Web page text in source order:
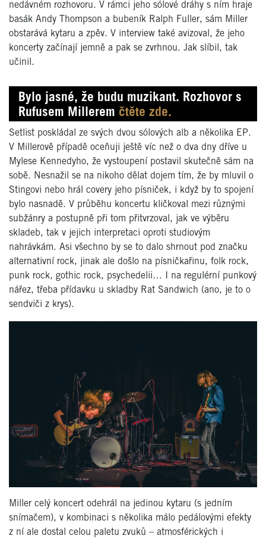
nedávném rozhovoru. V rámci jeho sólové dráhy s ním hraje
basák Andy Thompson a bubeník Ralph Fuller, sám Miller
obstarává kytaru a zpěv. V interview také avizoval, že jeho
koncerty začínají jemně a pak se zvrhnou. Jak slíbil, tak
učinil.
Bylo jasné, že budu muzikant. Rozhovor s
Rufusem Millerem čtěte zde.
Setlist poskládal ze svých dvou sólových alb a několika EP.
V Millerově případě oceňuji ještě víc než o dva dny dříve u
Mylese Kennedyho, že vystoupení postavil skutečně sám na
sobě. Nesnažil se na nikoho dělat dojem tím, že by mluvil o
Stingovi nebo hrál covery jeho písniček, i když by to spojení
bylo nasnadě. V průběhu koncertu kličkoval mezi různými
subžánry a postupně při tom přitvrzoval, jak ve výběru
skladeb, tak v jejich interpretaci oproti studiovým
nahrávkám. Asi všechno by se to dalo shrnout pod značku
alternativní rock, jinak ale došlo na písničkařinu, folk rock,
punk rock, gothic rock, psychedelii… I na regulérní punkový
nářez, třeba přídavku u skladby Rat Sandwich (ano, je to o
sendviči z krys).
Miller celý koncert odehrál na jedinou kytaru (s jedním
snímačem), v kombinaci s několika málo pedálovými efekty
z ní ale dostal celou paletu zvuků – atmosférických i